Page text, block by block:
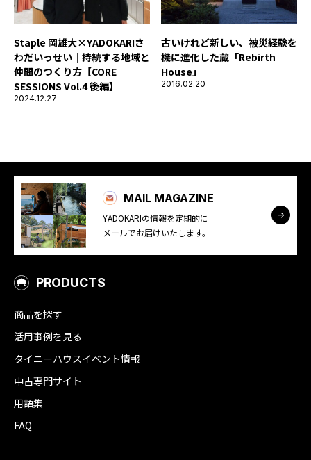
Staple 岡雄大×YADOKARIさ
わだいっせい｜持続する地域と
仲間のつくり方【CORE
SESSIONS Vol.4 後編】
2024.12.27
古いけれど新しい、被災経験を
機に進化した蔵「Rebirth
House」
2016.02.20
MAIL MAGAZINE
YADOKARIの情報を定期的に
メールでお届けいたします。
PRODUCTS
商品を探す
活用事例を見る
タイニーハウスイベント情報
中古専門サイト
用語集
FAQ